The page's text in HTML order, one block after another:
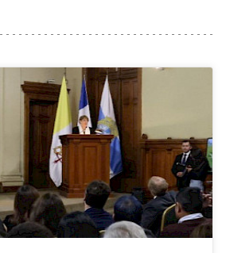
keyboard_arrow_down
launch